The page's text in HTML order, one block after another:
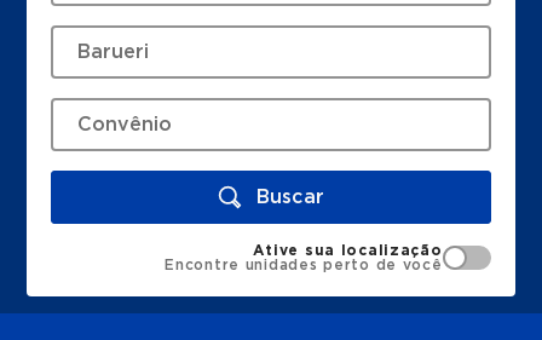
Buscar
Ative sua localização
Encontre unidades perto de você